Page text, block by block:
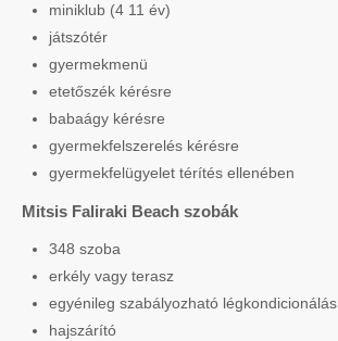
miniklub (4 11 év)
játszótér
gyermekmenü
etetőszék kérésre
babaágy kérésre
gyermekfelszerelés kérésre
gyermekfelügyelet térítés ellenében
Mitsis Faliraki Beach szobák
348 szoba
erkély vagy terasz
egyénileg szabályozható légkondicionálás
hajszárító